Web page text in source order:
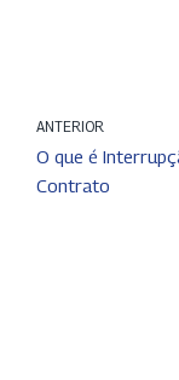
ANTERIOR
O que é
Contrato